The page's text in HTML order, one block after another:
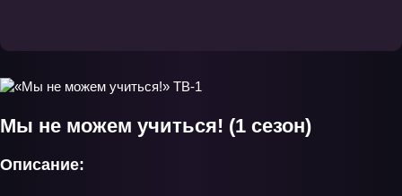
Мы не можем учиться! (1 сезон)
Описание: